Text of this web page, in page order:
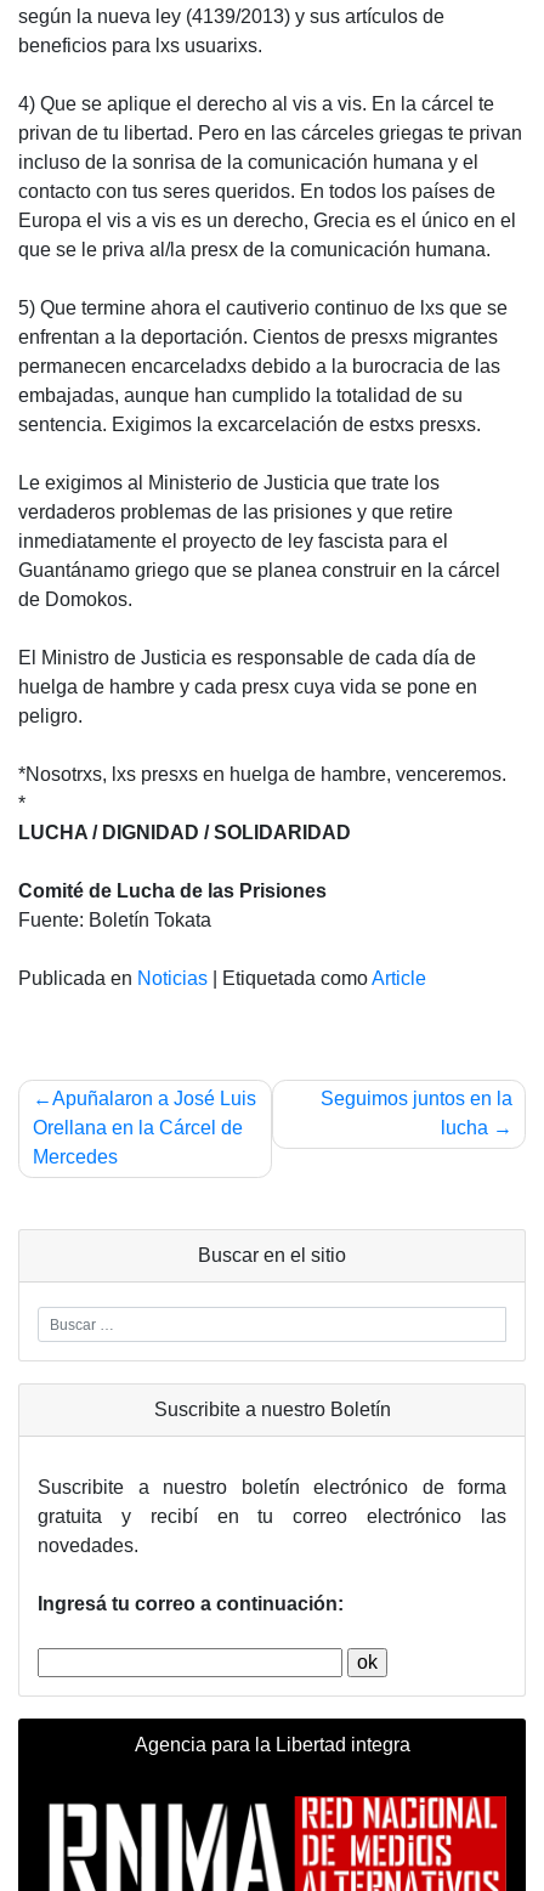
según la nueva ley (4139/2013) y sus artículos de
beneficios para lxs usuarixs.
4) Que se aplique el derecho al vis a vis. En la cárcel te
privan de tu libertad. Pero en las cárceles griegas te privan
incluso de la sonrisa de la comunicación humana y el
contacto con tus seres queridos. En todos los países de
Europa el vis a vis es un derecho, Grecia es el único en el
que se le priva al/la presx de la comunicación humana.
5) Que termine ahora el cautiverio continuo de lxs que se
enfrentan a la deportación. Cientos de presxs migrantes
permanecen encarceladxs debido a la burocracia de las
embajadas, aunque han cumplido la totalidad de su
sentencia. Exigimos la excarcelación de estxs presxs.
Le exigimos al Ministerio de Justicia que trate los
verdaderos problemas de las prisiones y que retire
inmediatamente el proyecto de ley fascista para el
Guantánamo griego que se planea construir en la cárcel
de Domokos.
El Ministro de Justicia es responsable de cada día de
huelga de hambre y cada presx cuya vida se pone en
peligro.
*Nosotrxs, lxs presxs en huelga de hambre, venceremos.
*
LUCHA / DIGNIDAD / SOLIDARIDAD
Comité de Lucha de las Prisiones
Fuente: Boletín Tokata
Publicada en Noticias Etiquetada comoArticle
Navegación
de
entradas
Apuñalaron a José Luis
Orellana en la Cárcel de
Mercedes
Seguimos juntos en la
lucha
Buscar en el sitio
Suscribite a nuestro Boletín
Suscribite a nuestro boletín electrónico de forma
gratuita y recibí en tu correo electrónico las
novedades.
Ingresá tu correo a continuación:
Agencia para la Libertad integra